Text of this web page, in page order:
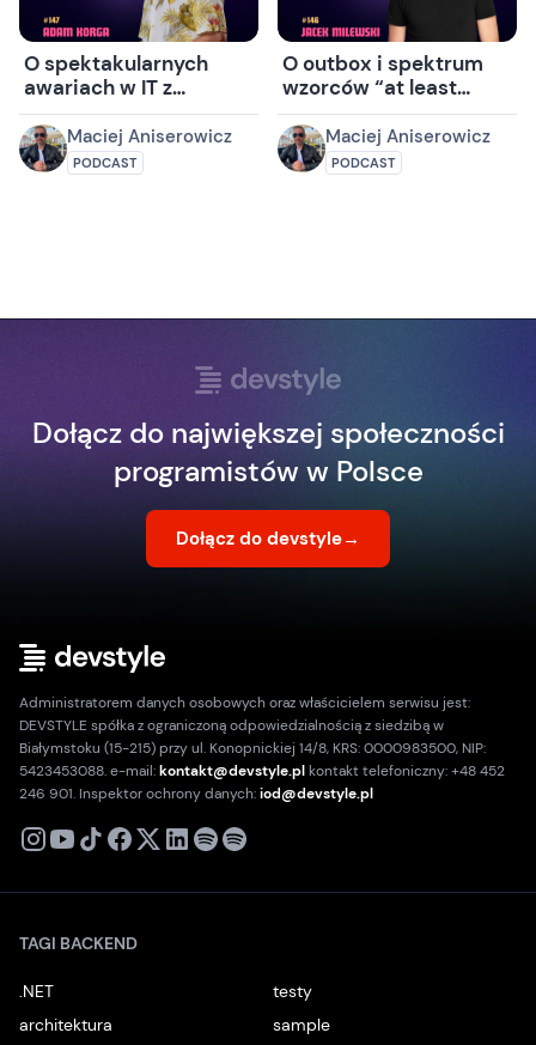
O spektakularnych
awariach w IT z
Adamem Korgą
Maciej Aniserowicz
PODCAST
O outbox i spektrum
wzorców “at least
once” z Jackiem
Milewskim
Maciej Aniserowicz
PODCAST
Dołącz do największej społeczności
programistów w Polsce
Dołącz do devstyle→
Administratorem danych osobowych oraz właścicielem serwisu jest:
DEVSTYLE spółka z ograniczoną odpowiedzialnością z siedzibą w
Białymstoku (15-215) przy ul. Konopnickiej 14/8, KRS: 0000983500, NIP:
5423453088. e-mail:kontakt@devstyle.plkontakt telefoniczny: +48 452
246 901. Inspektor ochrony danych:iod@devstyle.pl
X
TAGI BACKEND
.NET
testy
architektura
sample